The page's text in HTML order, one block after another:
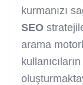
kurmanızı
SEO
arama